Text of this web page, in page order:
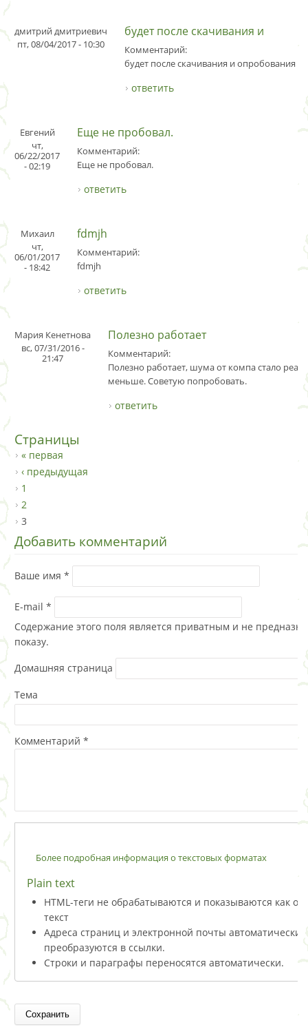
дмитрий дмитриевич
пт, 08/04/2017 - 10:30
будет после скачивания и
Комментарий:
будет после скачивания и опробования
ответить
Евгений
чт,
06/22/2017
- 02:19
Еще не пробовал.
Комментарий:
Еще не пробовал.
ответить
Михаил
чт,
06/01/2017
- 18:42
fdmjh
Комментарий:
fdmjh
ответить
Мария Кенетнова
вс, 07/31/2016 -
21:47
Полезно работает
Комментарий:
Полезно работает, шума от компа стало
меньше. Советую попробовать.
ответить
Страницы
« первая
‹ предыдущая
1
2
3
Добавить комментарий
Ваше имя *
E-mail *
Содержание этого поля является приватным и не
показу.
Домашняя страница
Тема
Комментарий *
Более подробная информация о текстовых форматах
Plain text
HTML-теги не обрабатываются и показываются как
текст
Адреса страниц и электронной почты автоматически
преобразуются в ссылки.
Строки и параграфы переносятся автоматически.